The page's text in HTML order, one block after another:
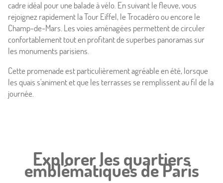
Situation
À proximité
Conciergerie
cadre idéal pour une balade à vélo. En suivant le fleuve, vous
rejoignez rapidement la Tour Eiffel, le Trocadéro ou encore le
Champ-de-Mars. Les voies aménagées permettent de circuler
confortablement tout en profitant de superbes panoramas sur
les monuments parisiens.
Cette promenade est particulièrement agréable en été, lorsque
les quais s'animent et que les terrasses se remplissent au fil de la
journée.
Explorer les quartiers
emblématiques de Paris